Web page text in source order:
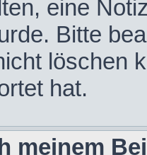
eine
Bitte
löschen
hat.
meinem